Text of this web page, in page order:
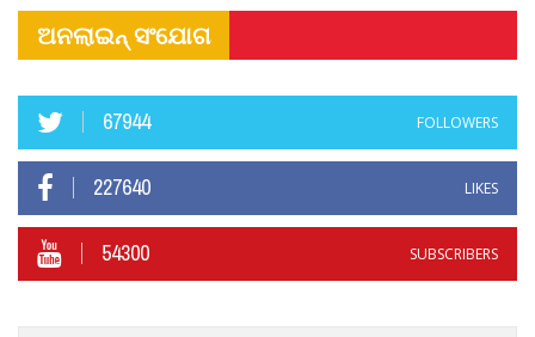
ଅନଲାଇନ୍ ସଂଯୋଗ
67944 FOLLOWERS
227640 LIKES
54300 SUBSCRIBERS